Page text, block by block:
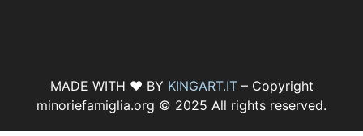
MADE WITH ♥ BY KINGART.IT– Copyright
minoriefamiglia.org © 2025 All rights reserved.